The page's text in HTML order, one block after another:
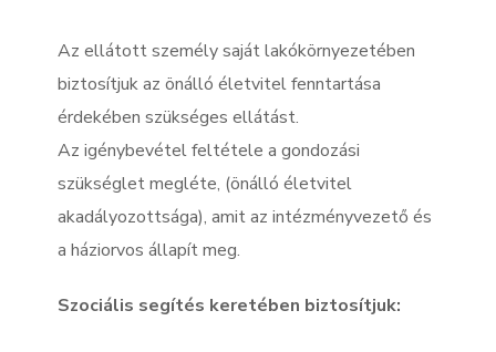
Az ellátott személy saját lakókörnyezetében
biztosítjuk az önálló életvitel fenntartása
érdekében szükséges ellátást.
Az igénybevétel feltétele a gondozási
szükséglet megléte, (önálló életvitel
akadályozottsága), amit az intézményvezető és
a háziorvos állapít meg.
Szociális segítés keretében biztosítjuk: